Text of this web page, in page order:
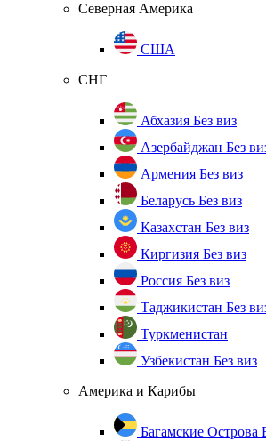
Северная Америка
США
СНГ
Абхазия Без виз
Азербайджан Без
Армения Без виз
Беларусь Без виз
Казахстан Без виз
Киргизия Без виз
Россия Без виз
Таджикистан Без
Туркменистан
Узбекистан Без виз
Америка и Карибы
Багамские Острова